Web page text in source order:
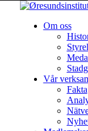
Om oss
Vår
Fakta